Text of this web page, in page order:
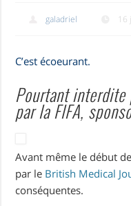
galadriel 16
C’est écoeurant.
Pourtant
par la FIFA,
Avant même le début
par le British Medical
conséquentes.